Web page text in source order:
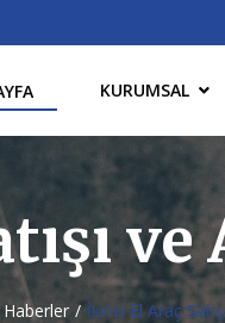
KURUMSAL
ve
Haberler İkinci El Araç